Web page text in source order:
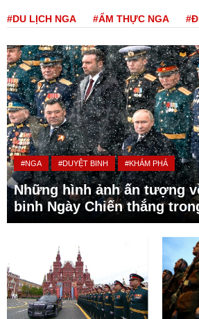
#DU LỊCH NGA #ẨM THỰC NGA
#NGA #DUYỆT BINH #KHÁM PHÁ
Những hình ảnh ấn tượng
binh Ngày Chiến thắng